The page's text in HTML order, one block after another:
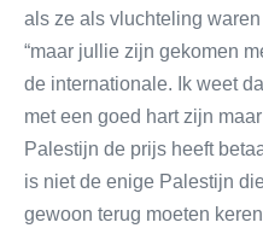
als ze als vluchteling
“maar jullie zijn gekomen
de internationale. Ik weet
met een goed hart zijn
Palestijn de prijs heeft
is niet de enige Palestijn
gewoon terug moeten